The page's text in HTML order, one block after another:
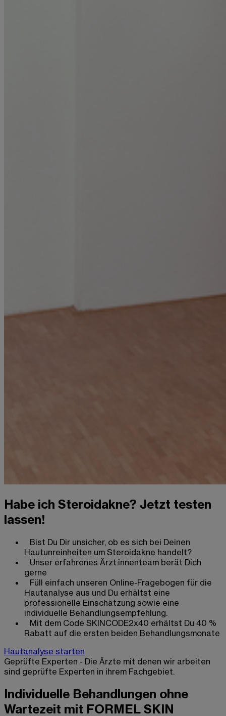
Habe ich Steroidakne? Jetzt testen
lassen!
Bist Du Dir unsicher, ob es sich bei Deinen
Hautunreinheiten um Steroidakne handelt?
Unser erfahrenes Ärzt:innenteam berät Dich
gerne
Füll einfach unseren Online-Fragebogen für die
Hautanalyse aus und Du erhältst eine
professionelle Einschätzung sowie eine
individuelle Behandlungsempfehlung.
Mit dem Code SKINCODE2x40 erhältst Du 40 %
Rabatt auf die ersten beiden Behandlungsmonate
Hautanalyse starten
Geprüfte Experten - Die Ärzte mit denen wir arbeiten
sind geprüfte Experten in ihrem Fachgebiet.
Individuelle Behandlungen ohne
Wartezeit mit FORMEL SKIN